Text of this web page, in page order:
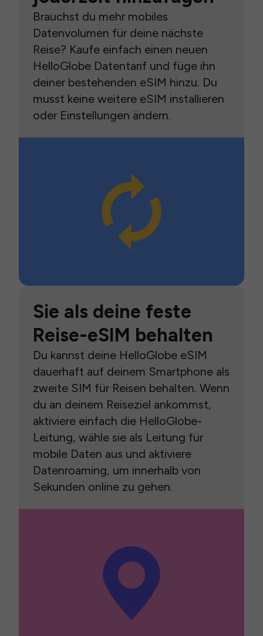
Brauchst du mehr mobiles
Datenvolumen für deine nächste
Reise? Kaufe einfach einen neuen
HelloGlobe Datentarif und füge ihn
deiner bestehenden eSIM hinzu. Du
musst keine weitere eSIM installieren
oder Einstellungen ändern.
Sie als deine feste
Reise-eSIM behalten
Du kannst deine HelloGlobe eSIM
dauerhaft auf deinem Smartphone als
zweite SIM für Reisen behalten. Wenn
du an deinem Reiseziel ankommst,
aktiviere einfach die HelloGlobe-
Leitung, wähle sie als Leitung für
mobile Daten aus und aktiviere
Datenroaming, um innerhalb von
Sekunden online zu gehen.